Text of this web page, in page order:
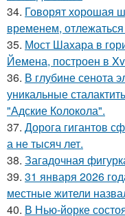
34. Говорят хорошая
временем,
35. Мост Шахара в
Йемена, построен в
36. В глубине сенота
уникальные
"Адские Колокола".
37. Дорога гигантов
а не тысяч лет.
38. Загадочная
39. 31 января 2026
местные жители
40. В Нью-йорке